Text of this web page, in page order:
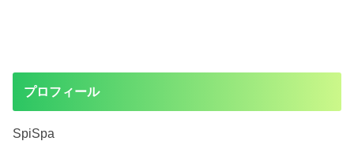
プロフィール
SpiSpa